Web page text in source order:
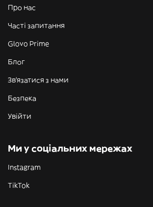
Про нас
Часті запитання
Glovo Prime
Блог
Зв'язатися з нами
Безпека
Увійти
Ми у соціальних мережах
Instagram
TikTok